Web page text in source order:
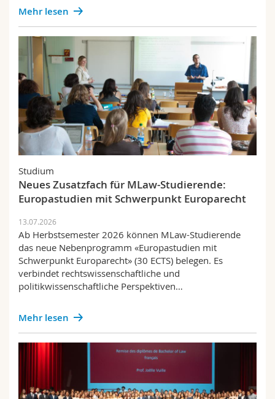
Mehr lesen
Studium
Neues Zusatzfach für MLaw-Studierende:
Europastudien mit Schwerpunkt Europarecht
13.07.2026
Ab Herbstsemester 2026 können MLaw-Studierende
das neue Nebenprogramm «Europastudien mit
Schwerpunkt Europarecht» (30 ECTS) belegen. Es
verbindet rechtswissenschaftliche und
politikwissenschaftliche Perspektiven…
Mehr lesen